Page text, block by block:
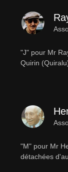
"J" pour Mr
Quirin
"M" pour Mr
détachées